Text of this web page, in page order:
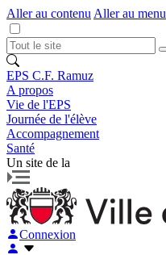
Aller au contenu Aller au menu
EPS C.F. Ramuz
A propos
Vie de l'EPS
Journée de l'élève
Accompagnement
Santé
Un site de la
Connexion